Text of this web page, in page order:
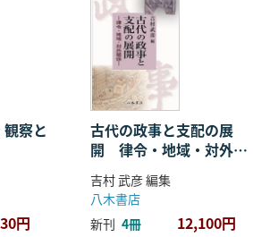
察と
円
古代の政事と支配の展
開 律令・地域・対外関
係
吉村 武彦 編集
八木書店
新刊 4冊 12,100円